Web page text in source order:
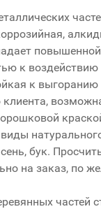
повышенной
к
к выгоранию
бук.
на заказ, по
частей